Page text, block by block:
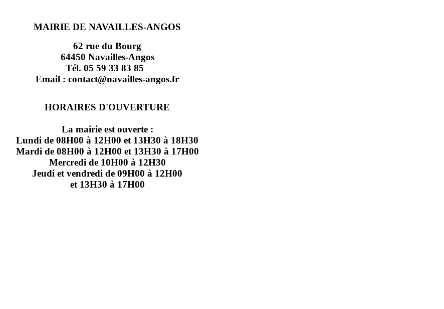
MAIRIE DE NAVAILLES-ANGOS
62 rue du Bourg
64450 Navailles-Angos
Tél. 05 59 33 83 85
Email : contact@navailles-angos.fr
HORAIRES D'OUVERTURE
La mairie est ouverte :
Lundi de 08H00 à 12H00 et 13H30 à 18H30
Mardi de 08H00 à 12H00 et 13H30 à 17H00
Mercredi de 10H00 à 12H30
Jeudi et vendredi de 09H00 à 12H00
et 13H30 à 17H00